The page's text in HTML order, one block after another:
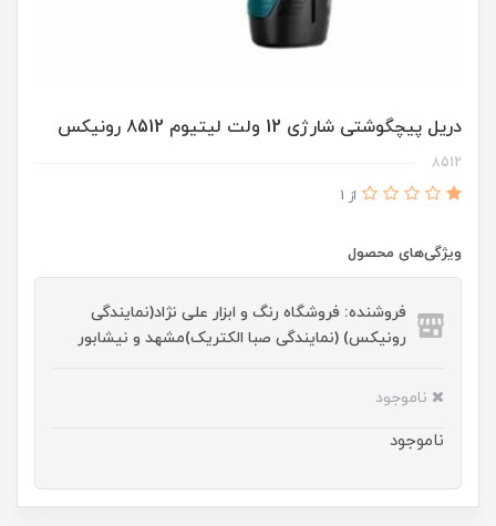
دریل پیچگوشتی شارژی 12 ولت لیتیوم 8512 رونیکس
8512
از 1
ویژگی‌های محصول
فروشنده: فروشگاه رنگ و ابزار علی نژاد(نمایندگی
رونیکس) (نمایندگی صبا الکتریک)مشهد و نیشابور
ناموجود
ناموجود